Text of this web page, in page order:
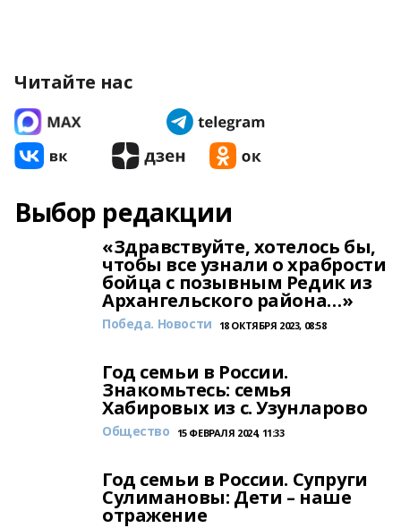
Читайте нас
Выбор редакции
«Здравствуйте, хотелось бы,
чтобы все узнали о храбрости
бойца с позывным Редик из
Архангельского района…»
Победа. Новости 18 ОКТЯБРЯ 2023, 08:58
Год семьи в России.
Знакомьтесь: семья
Хабировых из с. Узунларово
Общество 15 ФЕВРАЛЯ 2024, 11:33
Год семьи в России. Супруги
Сулимановы: Дети – наше
отражение